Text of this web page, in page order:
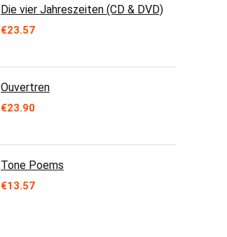
Die vier Jahreszeiten (CD & DVD)
€23.57
Ouvertren
€23.90
Tone Poems
€13.57